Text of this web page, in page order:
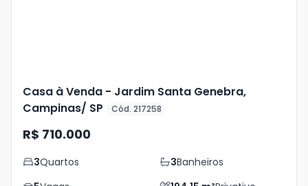
Casa à Venda - Jardim Santa Genebra,
Campinas/ SP
Cód. 217258
R$ 710.000
3Quartos 3Banheiros